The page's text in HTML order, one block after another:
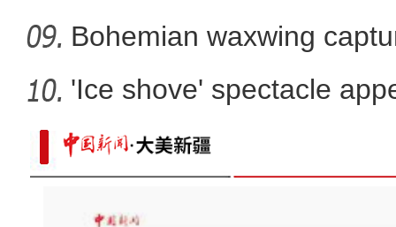
Bohemian waxwing
'Ice shove' spectacle